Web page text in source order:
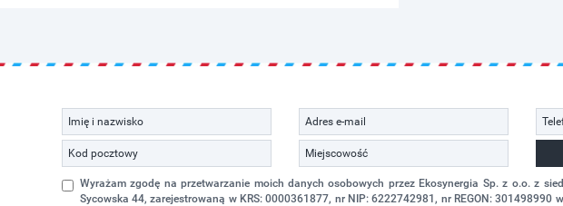
Wyrażam zgodę na przetwarzanie moich danych osobowych przez Ekosynergia Sp. z o.o. z
Sycowska 44, zarejestrowaną w KRS: 0000361877, nr NIP: 6222742981, nr REGON: 301498990